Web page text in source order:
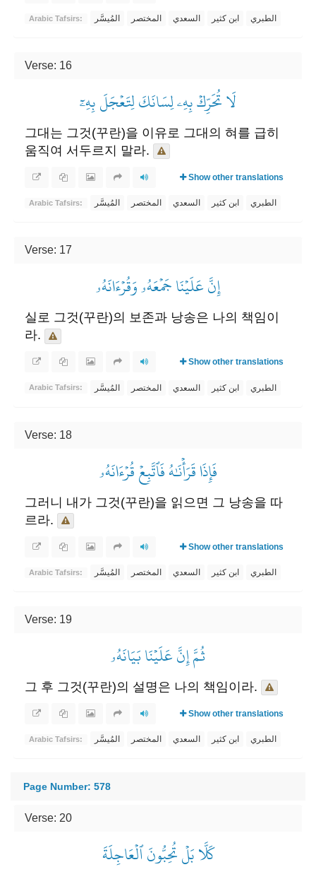
Arabic Tafsirs: المُيسَّر المختصر السعدي ابن كثير الطبري
Verse: 16
لَا تُحَرِّكۡ بِهِۦ لِسَانَكَ لِتَعۡجَلَ بِهِۦٓ
그대는 그것(꾸란)을 이유로 그대의 혀를 급히
움직여 서두르지 말라.
Show other translations
Arabic Tafsirs: المُيسَّر المختصر السعدي ابن كثير الطبري
Verse: 17
إِنَّ عَلَيۡنَا جَمۡعَهُۥ وَقُرۡءَانَهُۥ
실로 그것(꾸란)의 보존과 낭송은 나의 책임이
라.
Show other translations
Arabic Tafsirs: المُيسَّر المختصر السعدي ابن كثير الطبري
Verse: 18
فَإِذَا قَرَأۡنَٰهُ فَٱتَّبِعۡ قُرۡءَانَهُۥ
그러니 내가 그것(꾸란)을 읽으면 그 낭송을 따
르라.
Show other translations
Arabic Tafsirs: المُيسَّر المختصر السعدي ابن كثير الطبري
Verse: 19
ثُمَّ إِنَّ عَلَيۡنَا بَيَانَهُۥ
그 후 그것(꾸란)의 설명은 나의 책임이라.
Show other translations
Arabic Tafsirs: المُيسَّر المختصر السعدي ابن كثير الطبري
Page Number: 578
Verse: 20
كَلَّا بَلۡ تُحِبُّونَ ٱلۡعَاجِلَةَ